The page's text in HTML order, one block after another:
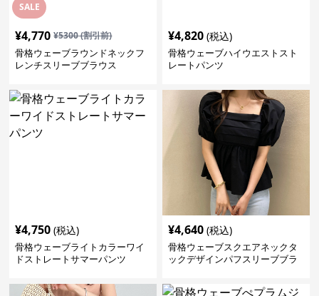
SALE
¥4,770 ¥5300(割引前)
骨格ウェーブラウンドネックフ
レンチスリーブブラウス
¥4,820 (税込)
骨格ウェーブハイウエストスト
レートパンツ
¥4,750 (税込)
骨格ウェーブライトカラーワイ
ドストレートサマーパンツ
¥4,640 (税込)
骨格ウェーブスクエアネックタ
ックデザインパフスリーブブラ